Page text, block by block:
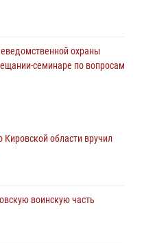
охраны
семинаре по вопросам
области вручил
воинскую часть